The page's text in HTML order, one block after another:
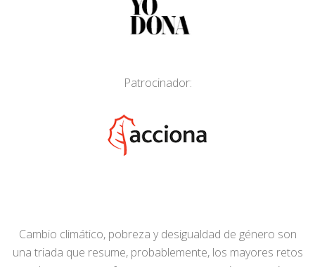
Patrocinador:
Cambio climático, pobreza y desigualdad de género son
una triada que resume, probablemente, los mayores retos